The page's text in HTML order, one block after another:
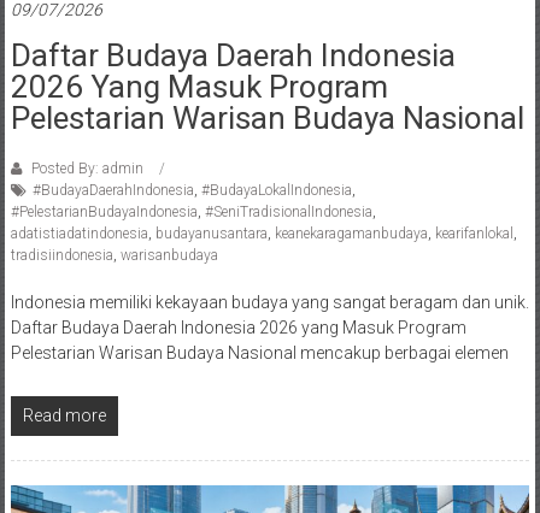
09/07/2026
Daftar Budaya Daerah Indonesia
2026 Yang Masuk Program
Pelestarian Warisan Budaya Nasional
Posted By: admin
#BudayaDaerahIndonesia #BudayaLokalIndonesia
#PelestarianBudayaIndonesia #SeniTradisionalIndonesia
adatistiadatindonesia budayanusantara keanekaragamanbudaya kearifanlokal
tradisiindonesia warisanbudaya
Indonesia memiliki kekayaan budaya yang sangat beragam dan unik.
Daftar Budaya Daerah Indonesia 2026 yang Masuk Program
Pelestarian Warisan Budaya Nasional mencakup berbagai elemen
Read more